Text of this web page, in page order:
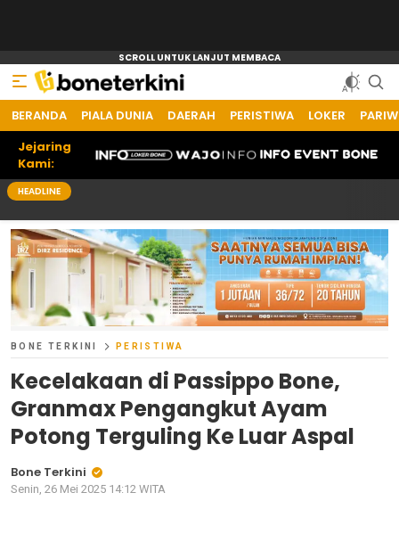
BERANDA PIALA DUNIA DAERAH PERISTIWA LOKER
Jejaring
Kami:
HEADLINE
BONE TERKINI PERISTIWA
Kecelakaan di Passippo Bone,
Granmax Pengangkut Ayam
Potong Terguling Ke Luar Aspal
Bone Terkini
Senin, 26 Mei 2025 14:12 WITA